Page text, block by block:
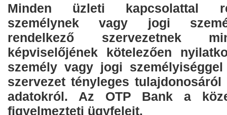
Minden üzleti kapcsolattal
személynek vagy jogi
rendelkező szervezetnek
képviselőjének kötelezően
személy vagy jogi
szervezet tényleges
adatokról. Az OTP Bank a
figyelmezteti ügyfeleit.